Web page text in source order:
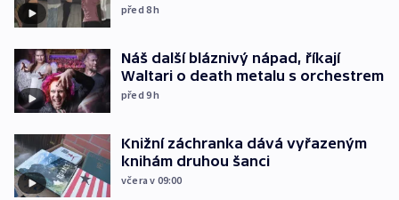
před 8h
Náš další bláznivý nápad, říkají
Waltari o death metalu s orchestrem
před 9h
Knižní záchranka dává vyřazeným
knihám druhou šanci
včera v 09:00